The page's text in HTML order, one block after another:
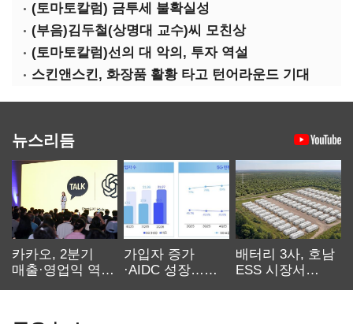
(토마토칼럼) 금투세 불확실성
(부음)김두철(상명대 교수)씨 모친상
(토마토칼럼)선의 대 악의, 투자 역설
스킨앤스킨, 화장품 활황 타고 턴어라운드 기대
뉴스리듬
카카오, 2분기
매출·영업익 역대
가입자 증가
·AIDC 성장…
배터리 3사, 호남
ESS 시장서